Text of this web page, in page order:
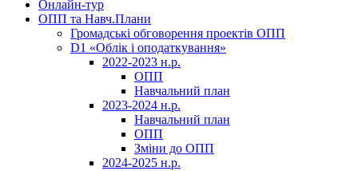
Онлайн-тур
ОПП та Навч.Плани
Громадські обговорення проектів ОПП
D1 «Облік і оподаткування»
2022-2023 н.р.
ОПП
Навчальний план
2023-2024 н.р.
Навчальний план
ОПП
Зміни до ОПП
2024-2025 н.р.